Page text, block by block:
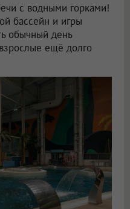
с водными горками!
бассейн и игры
обычный день
ещё долго